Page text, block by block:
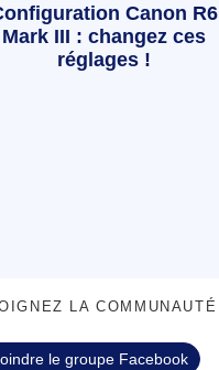
Canon R6
Mark III : changez ces
réglages !
LA COMMUNAUTÉ
le groupe Facebook